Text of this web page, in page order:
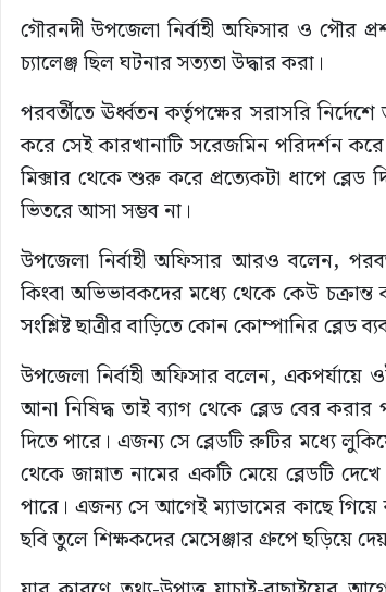
গৌরনদী উপজেলা নির্বাহী অফিসার ও পৌর
চ্যালেঞ্জ ছিল ঘটনার সত্যতা উদ্ধার করা।
পরবর্তীতে ঊর্ধ্বতন কর্তৃপক্ষের সরাসরি
করে সেই কারখানাটি সরেজমিন পরিদর্শন করে
মিক্সার থেকে শুরু করে প্রত্যেকটা ধাপে
ভিতরে আসা সম্ভব না।
উপজেলা নির্বাহী অফিসার আরও বলেন,
কিংবা অভিভাবকদের মধ্যে থেকে কেউ
সংশ্লিষ্ট ছাত্রীর বাড়িতে কোন কোম্পানির
উপজেলা নির্বাহী অফিসার বলেন, একপর্যায়ে
আনা নিষিদ্ধ তাই ব্যাগ থেকে ব্লেড বের করার
দিতে পারে। এজন্য সে ব্লেডটি রুটির মধ্যে
থেকে জান্নাত নামের একটি মেয়ে ব্লেডটি
পারে। এজন্য সে আগেই ম্যাডামের কাছে গিয়ে
ছবি তুলে শিক্ষকদের মেসেঞ্জার গ্রুপে ছড়িয়ে